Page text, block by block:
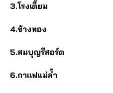
3.โรงเตี๊ยม
4.ช้างทอง
5.สมบุญรีสอร์ต
6.กาแฟแม่ล้ำ